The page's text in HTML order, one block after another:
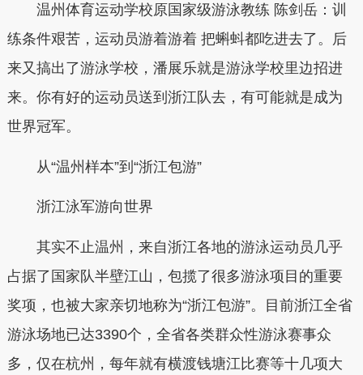
温州体育运动学校原国家级游泳教练 陈剑岳：训
练条件艰苦，运动员游着游着 把蝌蚪都吃进去了。后
来又搞出了游泳学校，潘展乐就是游泳学校里边招进
来。你有好的运动员送到浙江队去，有可能就是成为
世界冠军。
从“温州样本”到“浙江包游”
浙江泳军游向世界
其实不止温州，来自浙江各地的游泳运动员几乎
占据了国家队半壁江山，包揽了很多游泳项目的重要
奖项，也被大家亲切地称为“浙江包游”。目前浙江全省
游泳场地已达3390个，全省各类群众性游泳赛事众
多，仅在杭州，每年就有横渡钱塘江比赛等十几项大